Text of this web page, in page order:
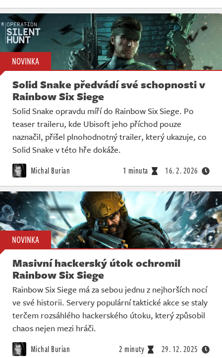
NOVINKA
Solid Snake předvádí své schopnosti v
Rainbow Six Siege
Solid Snake opravdu míří do Rainbow Six Siege. Po
teaser traileru, kde Ubisoft jeho příchod pouze
naznačil, přišel plnohodnotný trailer, který ukazuje, co
Solid Snake v této hře dokáže.
Michal Burian 1 minuta 16. 2. 2026
NOVINKA
Masivní hackerský útok ochromil
Rainbow Six Siege
Rainbow Six Siege má za sebou jednu z nejhorších nocí
ve své historii. Servery populární taktické akce se staly
terčem rozsáhlého hackerského útoku, který způsobil
chaos nejen mezi hráči.
Michal Burian 2 minuty 29. 12. 2025